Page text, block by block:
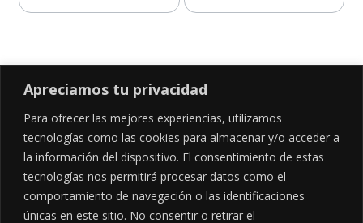
Apreciamos tu privacidad
Para ofrecer las mejores experiencias, utilizamos
tecnologías como las cookies para almacenar y/o acceder a
la información del dispositivo. El consentimiento de estas
tecnologías nos permitirá procesar datos como el
comportamiento de navegación o las identificaciones
únicas en este sitio. No consentir o retirar el
SÍGUENOS EN
CONTÁCTANOS LEGALES